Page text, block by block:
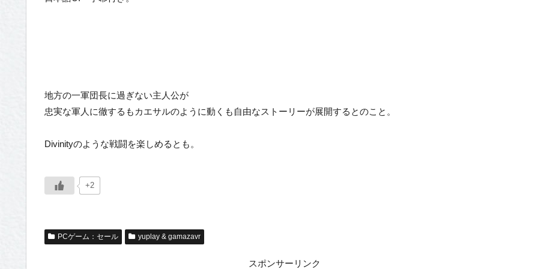
地方の一軍団長に過ぎない主人公が
忠実な軍人に徹するもカエサルのように動くも自由なストーリーが展開するとのこと。
Divinityのような戦闘を楽しめるとも。
+2
PCゲーム：セール yuplay & gamazavr
スポンサーリンク